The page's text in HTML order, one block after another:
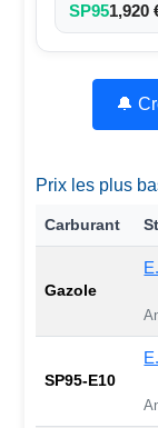
SP951,920
🔔
Prix les plus
Carburant
Gazole
SP95-E10